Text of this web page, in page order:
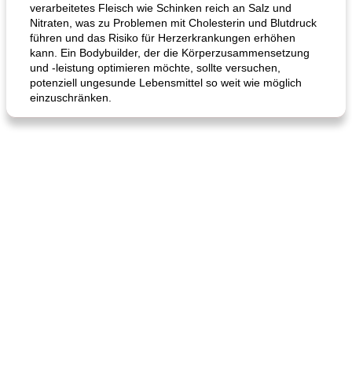
Hühnchen, Süßkartoffelsuppe
verarbeitetes Fleisch wie Schinken reich an Salz und
Nitraten, was zu Problemen mit Cholesterin und Blutdruck
führen und das Risiko für Herzerkrankungen erhöhen
kann. Ein Bodybuilder, der die Körperzusammensetzung
und -leistung optimieren möchte, sollte versuchen,
potenziell ungesunde Lebensmittel so weit wie möglich
einzuschränken.